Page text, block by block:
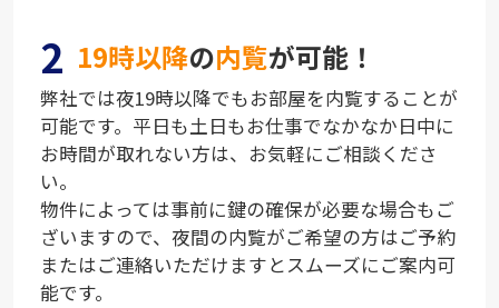
2 19時以降の内覧が可能！
弊社では夜19時以降でもお部屋を内覧することが
可能です。平日も土日もお仕事でなかなか日中に
お時間が取れない方は、お気軽にご相談くださ
い。
物件によっては事前に鍵の確保が必要な場合もご
ざいますので、夜間の内覧がご希望の方はご予約
またはご連絡いただけますとスムーズにご案内可
能です。